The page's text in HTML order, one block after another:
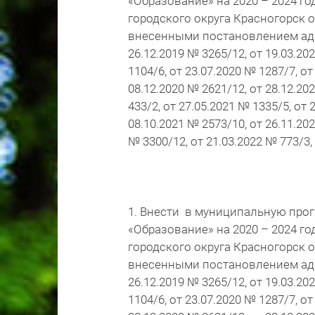
городского округа
внесенными постановлением
26.12.2019 № 3265/12, от
1104/6, от 23.07.2020 № 1287/7,
08.12.2020 № 2621/12, от
433/2, от 27.05.2021 № 1335/5, от
08.10.2021 № 2573/10, от
№ 3300/12, от 21.03.2022 № 773/
1. Внести в муниципальную
«Образование» на 2020 – 2024
городского округа
внесенными постановлением
26.12.2019 № 3265/12, от
1104/6, от 23.07.2020 № 1287/7,